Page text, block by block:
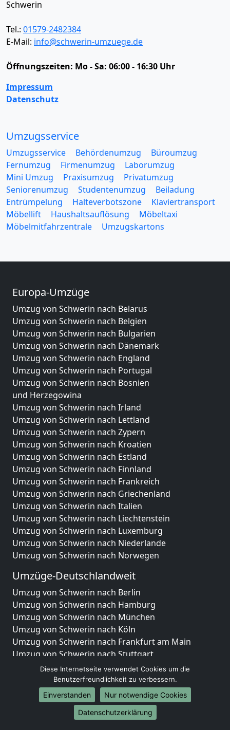
Schwerin
Tel.: 01579-2482384
E-Mail: info@schwerin-umzuege.de
Öffnungszeiten: Mo - Sa: 06:00 - 16:30 Uhr
Impressum
Datenschutz
Umzugsservice
Umzugsservice Behördenumzug
Büroumzug
Fernumzug
Firmenumzug
Laborumzug
Mini Umzug
Praxisumzug
Privatumzug
Seniorenumzug
Studentenumzug
Beiladung
Entrümpelung
Halteverbotszone
Klaviertransport
Möbellift
Haushaltsauflösung
Möbeltaxi
Möbelmitfahrzentrale
Umzugskartons
Europa-Umzüge
Umzug von Schwerin nach Belarus
Umzug von Schwerin nach Belgien
Umzug von Schwerin nach Bulgarien
Umzug von Schwerin nach Dänemark
Umzug von Schwerin nach England
Umzug von Schwerin nach Portugal
Umzug von Schwerin nach Bosnien
und Herzegowina
Umzug von Schwerin nach Irland
Umzug von Schwerin nach Lettland
Umzug von Schwerin nach Zypern
Umzug von Schwerin nach Kroatien
Umzug von Schwerin nach Estland
Umzug von Schwerin nach Finnland
Umzug von Schwerin nach Frankreich
Umzug von Schwerin nach Griechenland
Umzug von Schwerin nach Italien
Umzug von Schwerin nach Liechtenstein
Umzug von Schwerin nach Luxemburg
Umzug von Schwerin nach Niederlande
Umzug von Schwerin nach Norwegen
Umzüge-Deutschlandweit
Umzug von Schwerin nach Berlin
Umzug von Schwerin nach Hamburg
Umzug von Schwerin nach München
Umzug von Schwerin nach Köln
Umzug von Schwerin nach Frankfurt am Main
Umzug von Schwerin nach Stuttgart
Umzug von Schwerin nach Düsseldorf
Umzug von Schwerin nach Leipzig
Umzug von Schwerin nach Dortmund
Umzug von Schwerin nach Essen
Umzug von Schwerin nach Bremen
Diese Internetseite verwendet Cookies um die
Benutzerfreundlichkeit zu verbessern.
Einverstanden
Nur notwendige Cookies
Datenschutzerklärung